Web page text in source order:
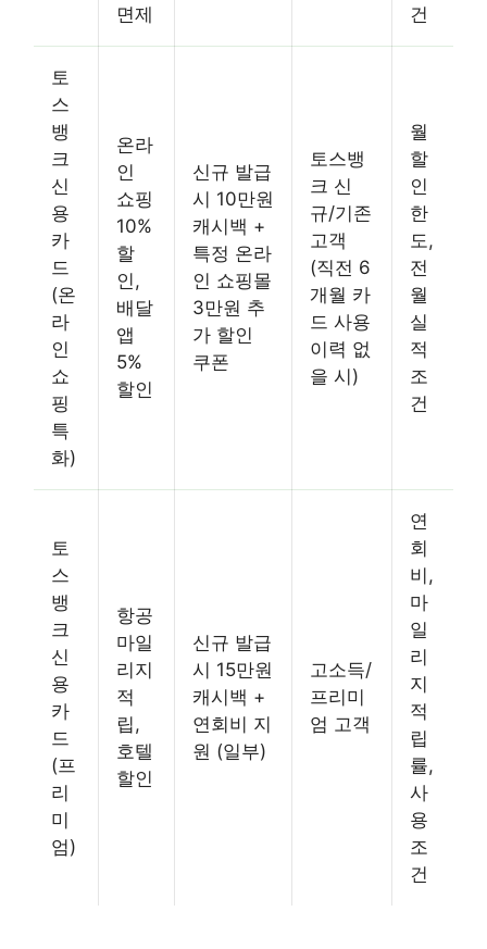
면제
건
토
스
뱅
크
신
용
카
드
(온
라
인
쇼
핑
특
화)
온라
인
쇼핑
10%
할
인,
배달
앱
5%
할인
신규 발급
시 10만원
캐시백 +
특정 온라
인 쇼핑몰
3만원 추
가 할인
쿠폰
토스뱅
크 신
규/기존
고객
(직전 6
개월 카
드 사용
이력 없
을 시)
월
할
인
한
도,
전
월
실
적
조
건
토
스
뱅
크
신
용
카
드
(프
리
미
엄)
항공
마일
리지
적
립,
호텔
할인
신규 발급
시 15만원
캐시백 +
연회비 지
원 (일부)
고소득/
프리미
엄 고객
연
회
비,
마
일
리
지
적
립
률,
사
용
조
건